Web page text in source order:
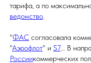
тарифа, а по
ведомство
"ФАС согласовала
"Аэрофлот" и S7... В
Россиикоммерческих